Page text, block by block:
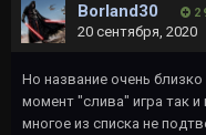
Borland30 2
20 сентября, 2020
Но название очень
момент "слива" игра так
многое из списка не